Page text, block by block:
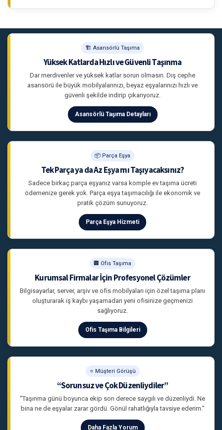
🏗 Asansörlü Taşıma
Yüksek Katlarda Hızlı ve Güvenli Taşınma
Dar merdivenler ve yüksek katlar sorun olmasın. Dış cephe
asansörü ile büyük mobilyalarınızı, beyaz eşyalarınızı hızlı ve
güvenli şekilde indirip çıkarıyoruz.
Asansörlü Taşıma Detayları
📦 Parça Eşya
Tek Parça ya da Az Eşya mı Taşıyacaksınız?
Sadece birkaç parça eşyanız varsa komple ev taşıma ücreti
ödemenize gerek yok. Parça eşya taşımacılığı ile ekonomik ve
pratik çözüm sunuyoruz.
Parça Eşya Hizmeti
🏢 Ofis Taşıma
Kurumsal Firmalar İçin Profesyonel Çözümler
Bilgisayarlar, server, arşiv ve ofis mobilyaları için özel taşıma planı
oluşturarak iş kaybı yaşamadan yeni ofisinize geçmenizi
sağlıyoruz.
Ofis Taşıma Bilgileri
⭐ Müşteri Görüşü
“Sorunsuz ve Çok Düzenliydiler”
“Taşınma günü boyunca ekip son derece saygılı ve düzenliydi. Ne
bina ne de eşyalar zarar gördü. Gönül rahatlığıyla tavsiye ederim.”
Daha Fazla Yorum